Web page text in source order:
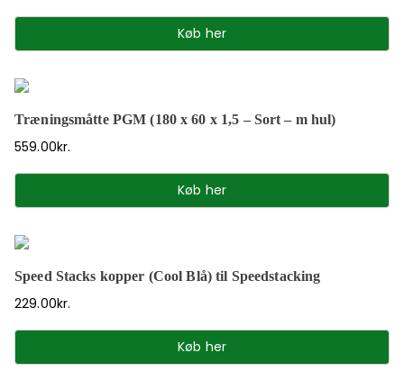
Køb her
Træningsmåtte PGM (180 x 60 x 1,5 – Sort – m hul)
559.00kr.
Køb her
Speed Stacks kopper (Cool Blå) til Speedstacking
229.00kr.
Køb her